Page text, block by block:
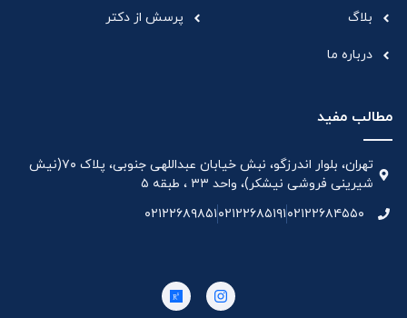
بلاگ
درباره ما
پرسش از دکتر
مطالب مفید
تهران، بلوار اندرزگو، نبش خیابان عبداللهی جنوبی، پلاک ۷۰(نیش
شیرینی فروشی نیشکر)، واحد ۳۳ ، طبقه ۵
۰۲۱۲۲۶۸۴۵۵۰۰۲۱۲۲۶۸۵۱۹۱۰۲۱۲۲۶۸۹۸۵۱